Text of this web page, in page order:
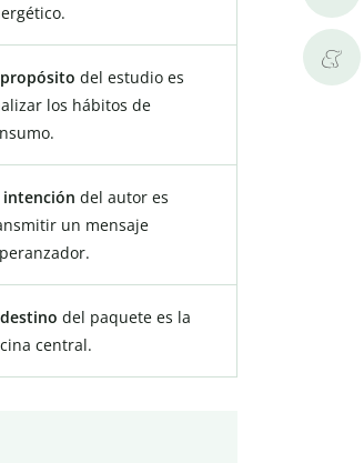
propósito del estudio es
los hábitos de
intención del autor es
un mensaje
destino del paquete es la
central.